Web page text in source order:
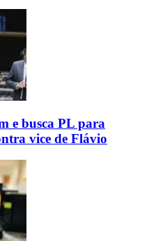
e busca PL para
vice de Flávio